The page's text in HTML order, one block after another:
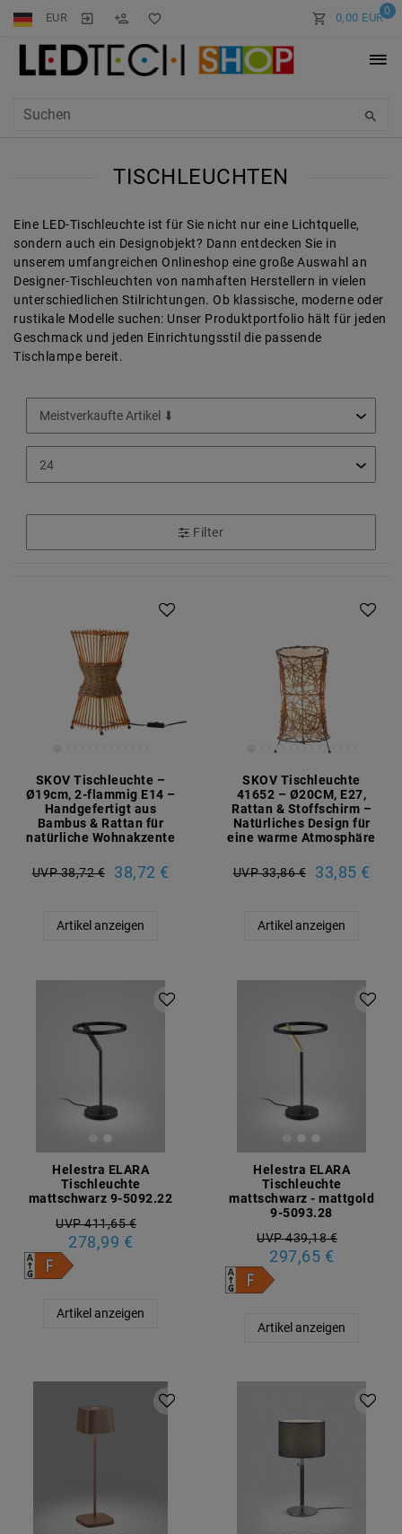
EUR 0
0,00 EUR
TISCHLEUCHTEN
Eine LED-Tischleuchte ist für Sie nicht nur eine Lichtquelle,
sondern auch ein Designobjekt? Dann entdecken Sie in
unserem umfangreichen Onlineshop eine große Auswahl an
Designer-Tischleuchten von namhaften Herstellern in vielen
unterschiedlichen Stilrichtungen. Ob klassische, moderne oder
rustikale Modelle suchen: Unser Produktportfolio hält für jeden
Geschmack und jeden Einrichtungsstil die passende
Tischlampe bereit.
Filter
SKOV Tischleuchte –
Ø19cm, 2-flammig E14 –
Handgefertigt aus
Bambus & Rattan für
natürliche Wohnakzente
UVP 38,72 € 38,72 €
Artikel anzeigen
SKOV Tischleuchte
41652 – Ø20CM, E27,
Rattan & Stoffschirm –
Natürliches Design für
eine warme Atmosphäre
UVP 33,86 € 33,85 €
Artikel anzeigen
Helestra ELARA
Tischleuchte
mattschwarz 9-5092.22
UVP 411,65 €
278,99 €
Artikel anzeigen
Helestra ELARA
Tischleuchte
mattschwarz - mattgold
9-5093.28
UVP 439,18 €
297,65 €
Artikel anzeigen